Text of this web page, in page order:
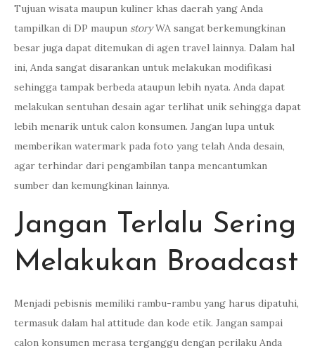
Tujuan wisata maupun kuliner khas daerah yang Anda
tampilkan di DP maupun storyWA sangat berkemungkinan
besar juga dapat ditemukan di agen travel lainnya. Dalam hal
ini, Anda sangat disarankan untuk melakukan modifikasi
sehingga tampak berbeda ataupun lebih nyata. Anda dapat
melakukan sentuhan desain agar terlihat unik sehingga dapat
lebih menarik untuk calon konsumen. Jangan lupa untuk
memberikan watermark pada foto yang telah Anda desain,
agar terhindar dari pengambilan tanpa mencantumkan
sumber dan kemungkinan lainnya.
Jangan Terlalu Sering
Melakukan Broadcast
Menjadi pebisnis memiliki rambu-rambu yang harus dipatuhi,
termasuk dalam hal attitude dan kode etik. Jangan sampai
calon konsumen merasa terganggu dengan perilaku Anda